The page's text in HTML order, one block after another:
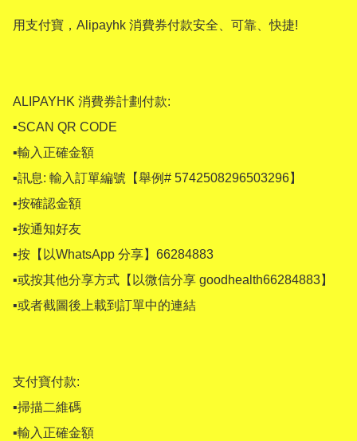
用支付寶，Alipayhk 消費券付款安全、可靠、快捷!
ALIPAYHK 消費券計劃付款:
▪SCAN QR CODE
▪輸入正確金額
▪訊息: 輸入訂單編號【舉例# 5742508296503296】
▪按確認金額
▪按通知好友
▪按【以WhatsApp 分享】66284883
▪或按其他分享方式【以微信分享 goodhealth66284883】
▪或者截圖後上載到訂單中的連結
支付寶付款:
▪掃描二維碼
▪輸入正確金額